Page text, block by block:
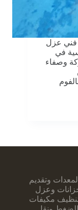
فني عزل
في
وصفاء
وتقديم
وعزل
مكيفات